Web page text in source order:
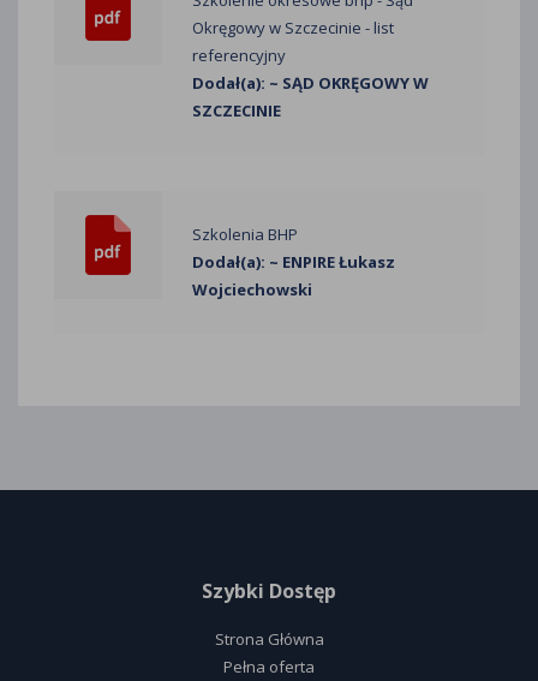
Okręgowy w Szczecinie - list
referencyjny
Dodał(a): ~ SĄD OKRĘGOWY W
SZCZECINIE
Szkolenia BHP
Dodał(a): ~ ENPIRE Łukasz
Wojciechowski
Szybki Dostęp
Strona Główna
Pełna oferta